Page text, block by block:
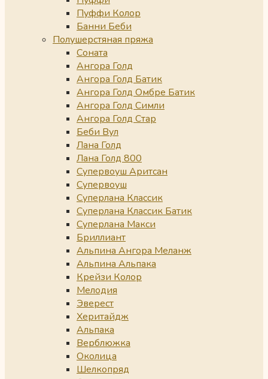
Пуффи Колор
Банни Беби
Полушерстяная пряжа
Соната
Ангора Голд
Ангора Голд Батик
Ангора Голд Омбре Батик
Ангора Голд Симли
Ангора Голд Стар
Беби Вул
Лана Голд
Лана Голд 800
Супервоуш Аритсан
Супервоуш
Суперлана Классик
Суперлана Классик Батик
Суперлана Макси
Бриллиант
Альпина Ангора Меланж
Альпина Альпака
Крейзи Колор
Мелодия
Эверест
Херитайдж
Альпака
Верблюжка
Околица
Шелкопряд